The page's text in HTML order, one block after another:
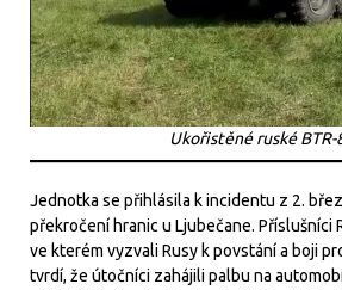
Ukořistěné ruské BTR-
Jednotka se přihlásila k incidentu z 2.
překročení hranic u Ljubečane. Příslušníci
ve kterém vyzvali Rusy k povstání a boji
tvrdí, že útočníci zahájili palbu na